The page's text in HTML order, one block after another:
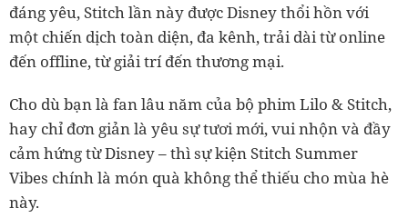
đáng yêu, Stitch lần này được Disney thổi hồn với
một chiến dịch toàn diện, đa kênh, trải dài từ online
đến offline, từ giải trí đến thương mại.
Cho dù bạn là fan lâu năm của bộ phim Lilo & Stitch,
hay chỉ đơn giản là yêu sự tươi mới, vui nhộn và đầy
cảm hứng từ Disney – thì sự kiện Stitch Summer
Vibes chính là món quà không thể thiếu cho mùa hè
này.